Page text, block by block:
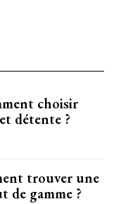
choisir
détente ?
trouver une
de gamme ?